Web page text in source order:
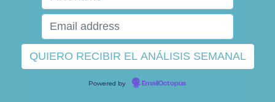
Powered by EmailOctopus